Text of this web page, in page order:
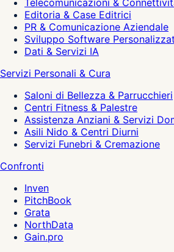
Telecomunicazioni &
Editoria & Case Editrici
PR & Comunicazione Aziendale
Sviluppo Software
Dati & Servizi IA
Servizi Personali & Cura
Saloni di Bellezza & Parrucchieri
Centri Fitness & Palestre
Assistenza Anziani & Servizi
Asili Nido & Centri Diurni
Servizi Funebri & Cremazione
Confronti
Inven
PitchBook
Grata
NorthData
Gain.pro